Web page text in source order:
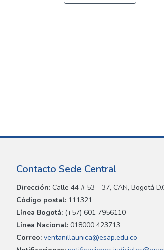
Contacto Sede Central
Dirección: Calle 44 # 53 - 37, CAN, Bogotá
Código postal: 111321
Línea Bogotá: (+57) 601 7956110
Línea Nacional: 018000 423713
Correo: ventanillaunica@esap.edu.co